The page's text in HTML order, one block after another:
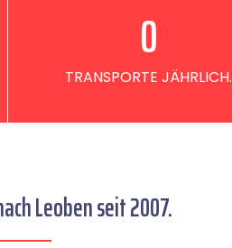
TRANSPORTE JÄHRLICH.
0
Leoben seit 2007.